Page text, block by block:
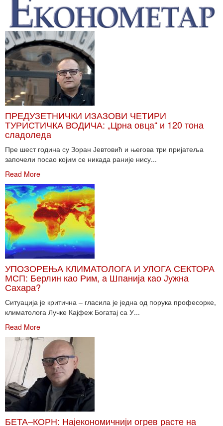
ПРЕДУЗЕТНИЧКИ ИЗАЗОВИ ЧЕТИРИ
ТУРИСТИЧКА ВОДИЧА: „Црна овца“ и 120 тона
сладоледа
Пре шест година су Зоран Јевтовић и његова три пријатеља
започели посао којим се никада раније нису...
Read More
УПОЗОРЕЊА КЛИМАТОЛОГА И УЛОГА СЕКТОРА
МСП: Берлин као Рим, а Шпанија као Јужна
Сахара?
Ситуација је критична – гласила је једна од порука професорке,
климатолога Лучке Кајфеж Богатај са У...
Read More
БЕТА–КОРН: Најекономичнији огрев расте на